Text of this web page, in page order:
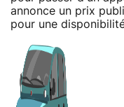
annonce un prix
pour une